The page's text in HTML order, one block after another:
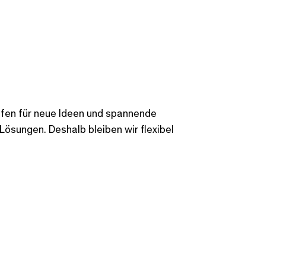
für neue Ideen und spannende
Deshalb bleiben wir flexibel